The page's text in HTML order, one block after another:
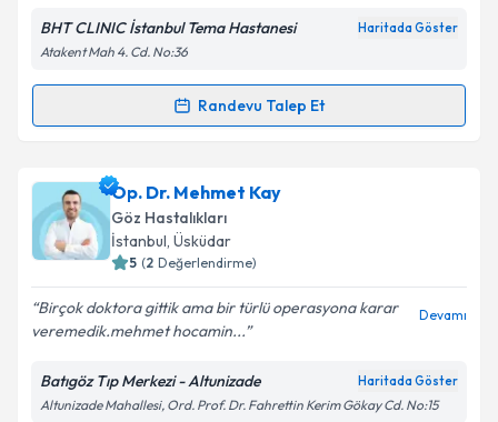
Kişisel verilerimin işlenmesine ilişkin
Metni'ni okudum ve kişisel verilerimin belirtilen
Takvim Talebini Gönder
BHT CLINIC İstanbul Tema Hastanesi Haritada Göster
Atakent Mah 4. Cd. No:36
Randevu Talep Et
Randevu Takvimi Talebi
Op. Dr. Önder Aslaniçin randevu takvimi talebi
oluşturun. Size bu uzmandan randevu almanız için bir
takvim hazırlandığında e-posta ile bilgilendireceğiz.
Kişisel verilerimin işlenmesine ilişkin
Aydınlatma
Metni'ni okudum ve kişisel verilerimin belirtilen
Op. Dr. Mehmet Kay
Göz Hastalıkları
İstanbul, Üsküdar
5 (2 Değerlendirme)
Birçok doktora gittik ama bir türlü operasyona karar
veremedik.mehmet hocamin...
Devamı
Batıgöz Tıp Merkezi - Altunizade Haritada Göster
Altunizade Mahallesi, Ord. Prof. Dr. Fahrettin Kerim Gökay Cd. No:15